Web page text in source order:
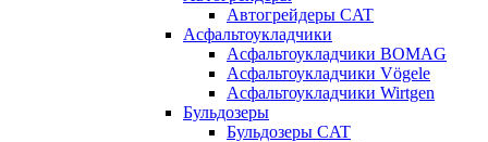
Автогрейдеры CAT
Асфальтоукладчики
Асфальтоукладчики BOMAG
Асфальтоукладчики Vögele
Асфальтоукладчики Wirtgen
Бульдозеры
Бульдозеры CAT